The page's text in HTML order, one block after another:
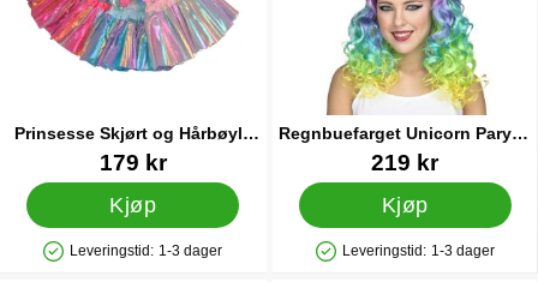
Prinsesse Skjørt og Hårbøyle
Enhjørning
Varenummer 82972
179 kr
Kjøp
Produkttilgjengelighet: På lager
Leveringstid: 1-3 dager
Regnbuefarget Unicorn Parykk
med Horn
Varenummer 18254
219 kr
Kjøp
Produkttilgjengelighet: På lager
Leveringstid: 1-3 dager